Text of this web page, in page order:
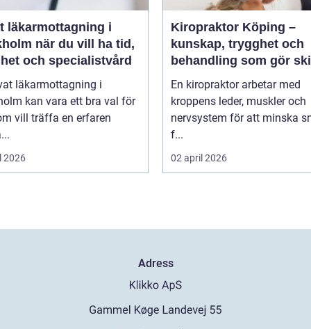
läkarmottagning i
vill ha tid,
och specialistvård
läkarmottagning i
kan vara ett bra val för
vill träffa en erfaren
2026
Kiropraktor Köping –
kunskap, trygghet och
behandling som gör
En kiropraktor arbetar med
kroppens leder, muskler och
nervsystem för att minska
f...
02 april 2026
Adress